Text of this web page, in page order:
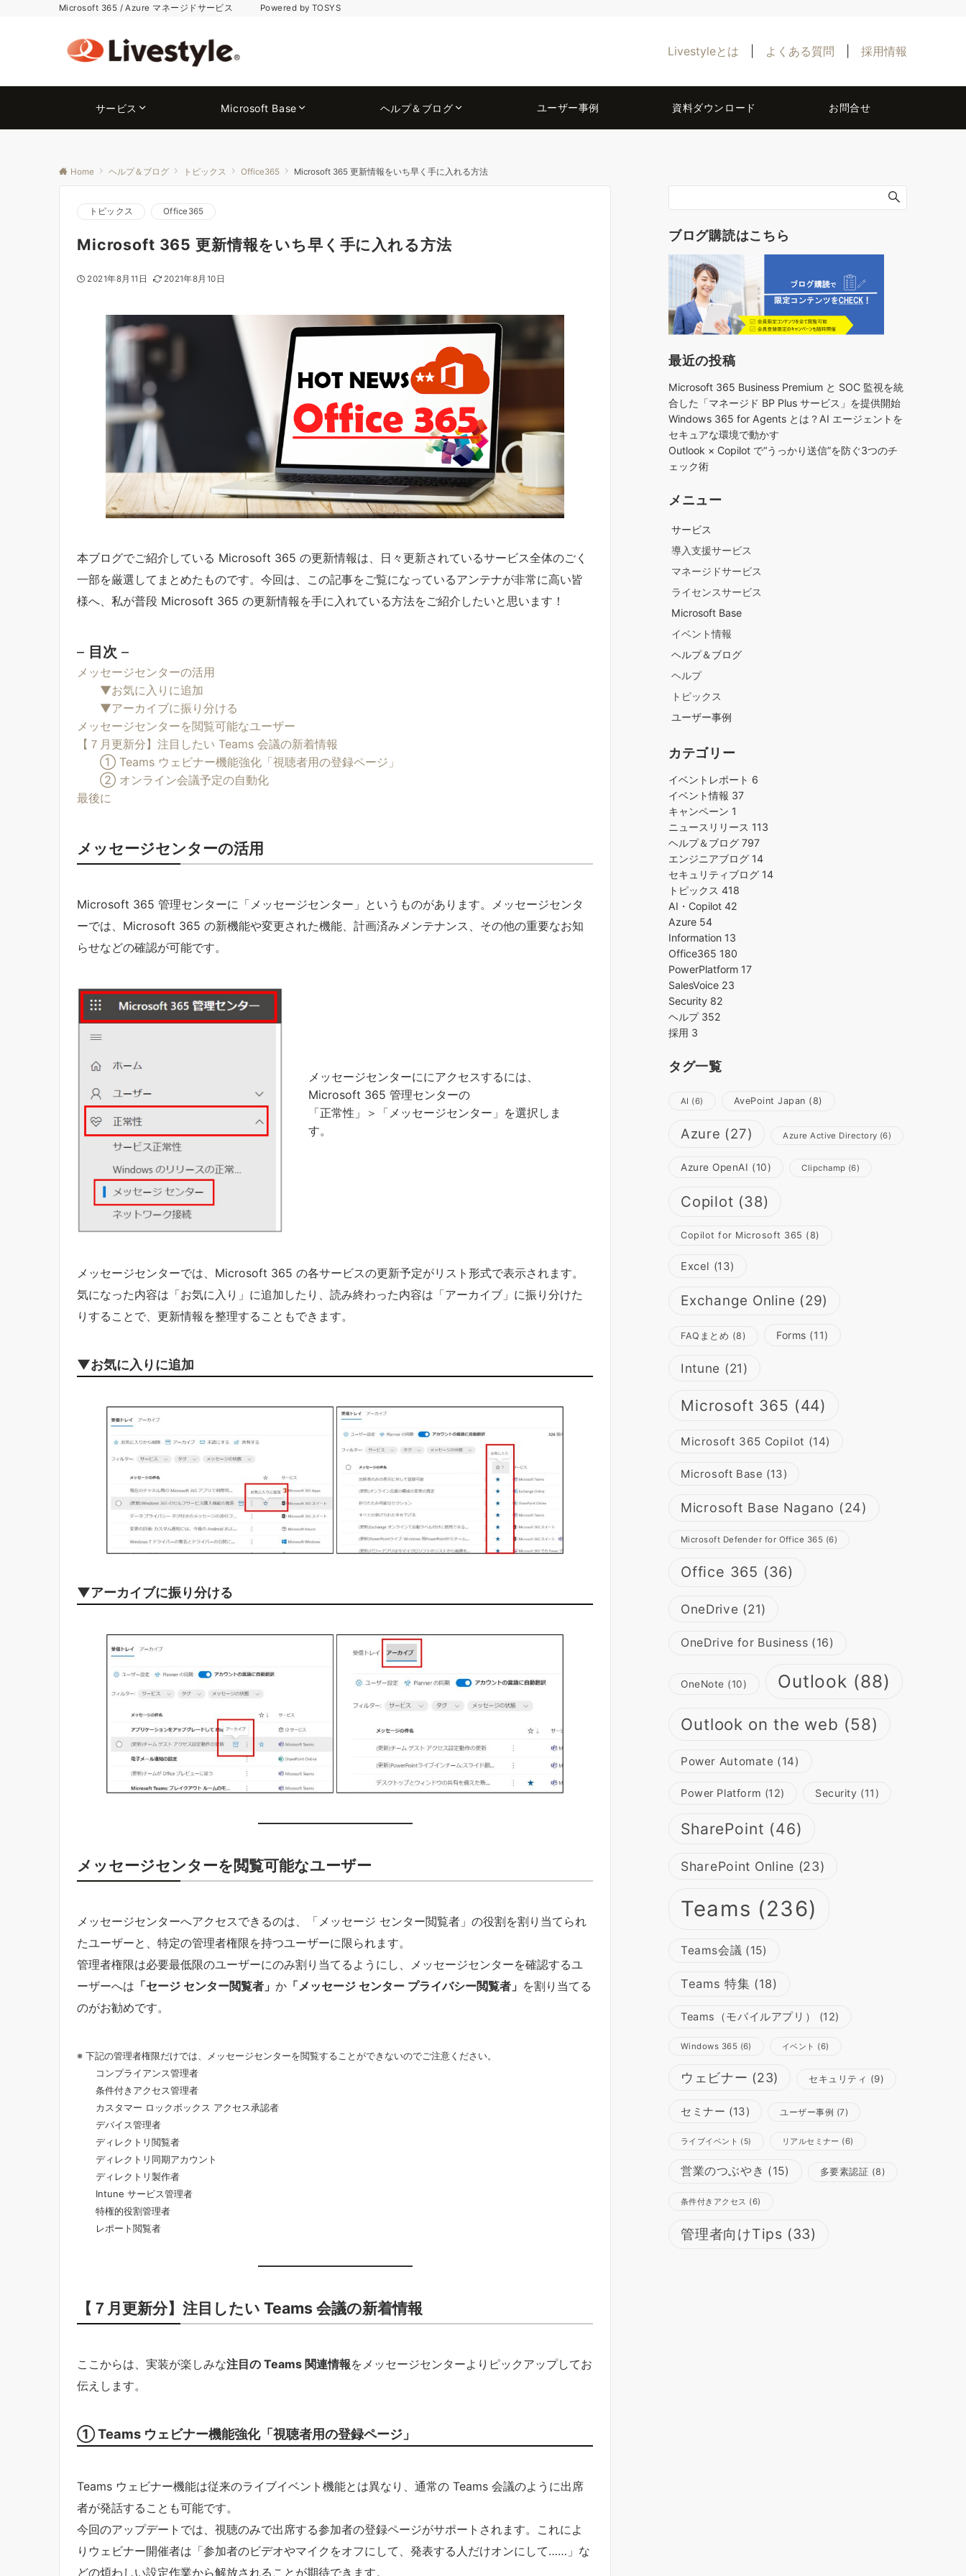
Microsoft 365 / Azure マネージドサービス Powered by TOSYS
Livestyleとは よくある質問 採用情報
サービス Microsoft Base ヘルプ＆ブログ ユーザー事例 資料ダウンロード お問合せ
Home ヘルプ＆ブログ トピックス Office365 Microsoft 365 更新情報をいち早く手に入れる方法
トピックス Office365
Microsoft 365 更新情報をいち早く手に入れる方法
2021年8月11日 2021年8月10日
本ブログでご紹介している Microsoft 365 の更新情報は、日々更新されているサービス全体のごく
一部を厳選してまとめたものです。今回は、この記事をご覧になっているアンテナが非常に高い皆
様へ、私が普段 Microsoft 365 の更新情報を手に入れている方法をご紹介したいと思います！
– 目次 –
メッセージセンターの活用
▼お気に入りに追加
▼アーカイブに振り分ける
メッセージセンターを閲覧可能なユーザー
【７月更新分】注目したい Teams 会議の新着情報
① Teams ウェビナー機能強化「視聴者用の登録ページ」
② オンライン会議予定の自動化
最後に
メッセージセンターの活用
Microsoft 365 管理センターに「メッセージセンター」というものがあります。メッセージセンタ
ーでは、Microsoft 365 の新機能や変更された機能、計画済みメンテナンス、その他の重要なお知
らせなどの確認が可能です。
メッセージセンターににアクセスするには、
Microsoft 365 管理センターの
「正常性」＞「メッセージセンター」を選択しま
す。
メッセージセンターでは、Microsoft 365 の各サービスの更新予定がリスト形式で表示されます。
気になった内容は「お気に入り」に追加したり、読み終わった内容は「アーカイブ」に振り分けた
りすることで、更新情報を整理することもできます。
▼お気に入りに追加
▼アーカイブに振り分ける
メッセージセンターを閲覧可能なユーザー
メッセージセンターへアクセスできるのは、「メッセージ センター閲覧者」の役割を割り当てられ
たユーザーと、特定の管理者権限を持つユーザーに限られます。
管理者権限は必要最低限のユーザーにのみ割り当てるようにし、メッセージセンターを確認するユ
ーザーへは 「セージ センター閲覧者」 か 「メッセージ センター プライバシー閲覧者」 を割り当てる
のがお勧めです。
※ 下記の管理者権限だけでは、メッセージセンターを閲覧することができないのでご注意ください。
コンプライアンス管理者
条件付きアクセス管理者
カスタマー ロックボックス アクセス承認者
デバイス管理者
ディレクトリ閲覧者
ディレクトリ同期アカウント
ディレクトリ製作者
Intune サービス管理者
特権的役割管理者
レポート閲覧者
【７月更新分】注目したい Teams 会議の新着情報
ここからは、実装が楽しみな注目の Teams 関連情報をメッセージセンターよりピックアップしてお
伝えします。
① Teams ウェビナー機能強化「視聴者用の登録ページ」
Teams ウェビナー機能は従来のライブイベント機能とは異なり、通常の Teams 会議のように出席
者が発話することも可能です。
今回のアップデートでは、視聴のみで出席する参加者の登録ページがサポートされます。これによ
りウェビナー開催者は「参加者のビデオやマイクをオフにして、発表する人だけオンにして……」な
どの煩わしい設定作業から解放されることが期待できます。
ブログ購読はこちら
最近の投稿
Microsoft 365 Business Premium と SOC 監視を統
合した「マネージド BP Plus サービス」を提供開始
Windows 365 for Agents とは？AI エージェントを
セキュアな環境で動かす
Outlook × Copilot で“うっかり送信”を防ぐ3つのチ
ェック術​
メニュー
サービス
導入支援サービス
マネージドサービス
ライセンスサービス
Microsoft Base
イベント情報
ヘルプ＆ブログ
ヘルプ
トピックス
ユーザー事例
カテゴリー
イベントレポート 6
イベント情報 37
キャンペーン 1
ニュースリリース 113
ヘルプ＆ブログ 797
エンジニアブログ 14
セキュリティブログ 14
トピックス 418
AI・Copilot 42
Azure 54
Information 13
Office365 180
PowerPlatform 17
SalesVoice 23
Security 82
ヘルプ 352
採用 3
タグ一覧
AI (6) AvePoint Japan (8)
Azure (27) Azure Active Directory (6)
Azure OpenAI (10) Clipchamp (6)
Copilot (38)
Copilot for Microsoft 365 (8)
Excel (13)
Exchange Online (29)
FAQまとめ (8) Forms (11)
Intune (21)
Microsoft 365 (44)
Microsoft 365 Copilot (14)
Microsoft Base (13)
Microsoft Base Nagano (24)
Microsoft Defender for Office 365 (6)
Office 365 (36)
OneDrive (21)
OneDrive for Business (16)
OneNote (10) Outlook (88)
Outlook on the web (58)
Power Automate (14)
Power Platform (12) Security (11)
SharePoint (46)
SharePoint Online (23)
Teams (236)
Teams会議 (15)
Teams 特集 (18)
Teams（モバイルアプリ） (12)
Windows 365 (6) イベント (6)
ウェビナー (23) セキュリティ (9)
セミナー (13) ユーザー事例 (7)
ライブイベント (5) リアルセミナー (6)
営業のつぶやき (15) 多要素認証 (8)
条件付きアクセス (6)
管理者向けTips (33)